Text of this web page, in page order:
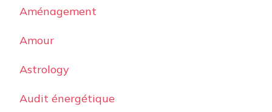
Aménagement
Amour
Astrology
Audit énergétique